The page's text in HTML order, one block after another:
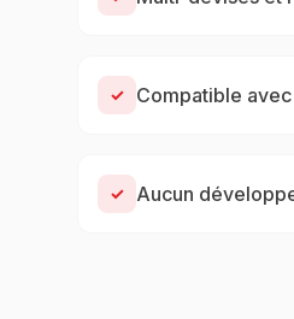
✓ Compatible
✓ Aucun